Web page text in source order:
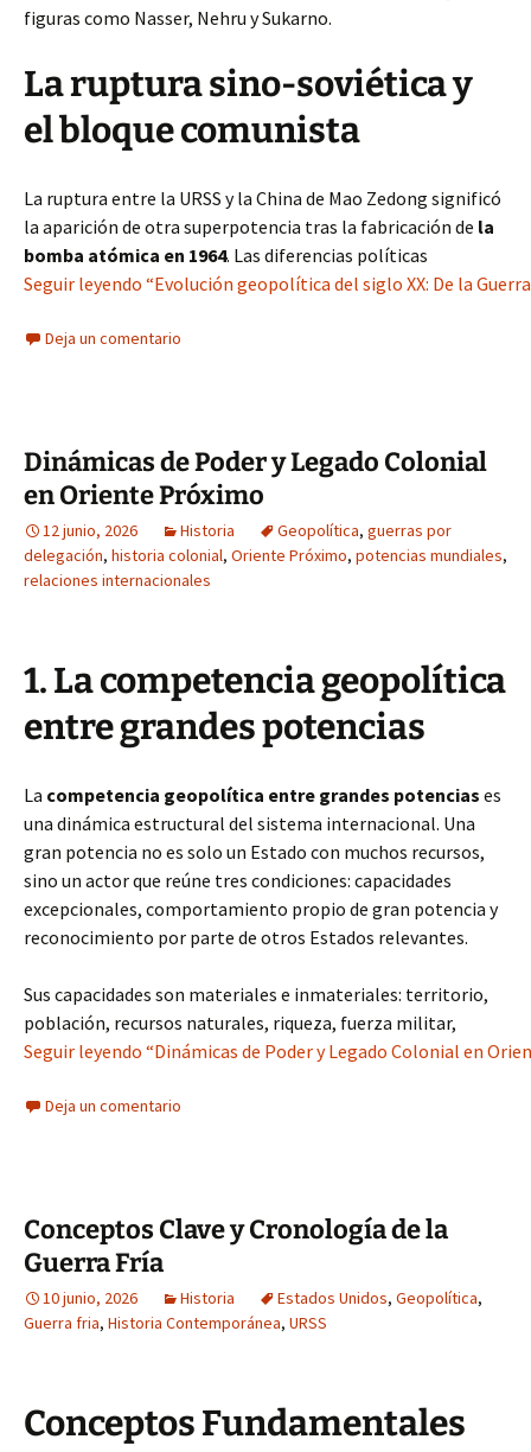
figuras como Nasser, Nehru y Sukarno.
La ruptura sino-soviética y
el bloque comunista
La ruptura entre la URSS y la China de Mao Zedong significó
la aparición de otra superpotencia tras la fabricación de la
bomba atómica en 1964. Las diferencias políticas
Seguir leyendo “Evolución geopolítica del siglo XX: De la Guerra
Deja un comentario
Dinámicas de Poder y Legado Colonial
en Oriente Próximo
12 junio, 2026 Historia Geopolítica, guerras por
delegación, historia colonial, Oriente Próximo, potencias mundiales,
relaciones internacionales
1. La competencia geopolítica
entre grandes potencias
La competencia geopolítica entre grandes potencias es
una dinámica estructural del sistema internacional. Una
gran potencia no es solo un Estado con muchos recursos,
sino un actor que reúne tres condiciones: capacidades
excepcionales, comportamiento propio de gran potencia y
reconocimiento por parte de otros Estados relevantes.
Sus capacidades son materiales e inmateriales: territorio,
población, recursos naturales, riqueza, fuerza militar,
Seguir leyendo “Dinámicas de Poder y Legado Colonial en
Deja un comentario
Conceptos Clave y Cronología de la
Guerra Fría
10 junio, 2026 Historia Estados Unidos, Geopolítica,
Guerra fria, Historia Contemporánea, URSS
Conceptos Fundamentales